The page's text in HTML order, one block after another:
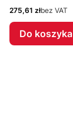
Cena
275,61 złbez VAT
Do koszyka